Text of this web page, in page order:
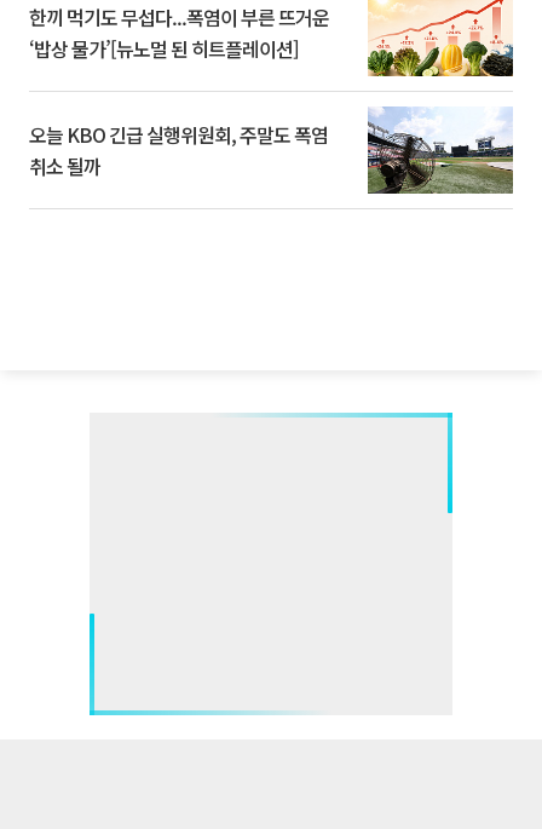
한끼 먹기도 무섭다...폭염이 부른 뜨거운
‘밥상 물가’[뉴노멀 된 히트플레이션]
오늘 KBO 긴급 실행위원회, 주말도 폭염
취소 될까